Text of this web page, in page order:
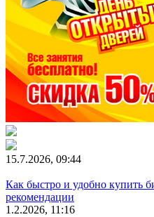
15.7.2026, 09:44
Как быстро и удобно купить
рекомендации
1.2.2026, 11:16